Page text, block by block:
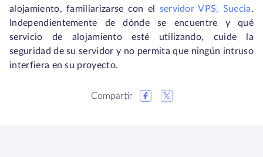
alojamiento, familiarizarse con el servidor VPS, Suecia.
Independientemente de dónde se encuentre y qué
servicio de alojamiento esté utilizando, cuide la
seguridad de su servidor y no permita que ningún intruso
interfiera en su proyecto.
Compartir